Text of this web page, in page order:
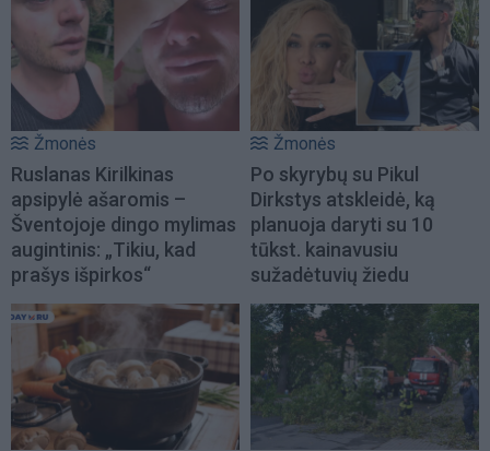
Žmonės
Ruslanas Kirilkinas
apsipylė ašaromis –
Šventojoje dingo mylimas
augintinis: „Tikiu, kad
prašys išpirkos“
Žmonės
Po skyrybų su Pikul
Dirkstys atskleidė, ką
planuoja daryti su 10
tūkst. kainavusiu
sužadėtuvių žiedu